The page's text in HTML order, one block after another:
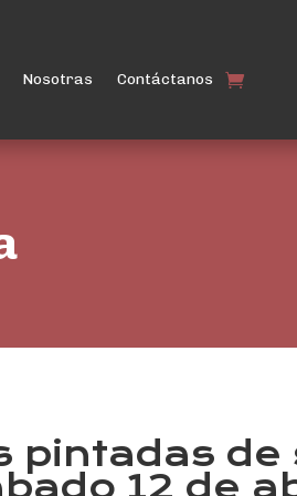
Nosotras Contáctanos
pintadas de
12 de